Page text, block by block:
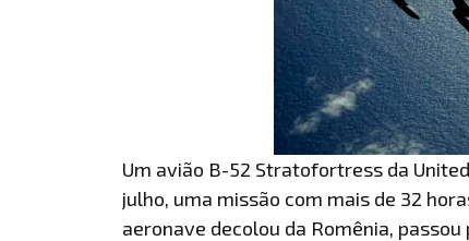
Um avião B-52 Stratofortress da
julho, uma missão com mais de 32
aeronave decolou da Romênia,